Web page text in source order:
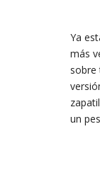
Ya
más
sobre
un